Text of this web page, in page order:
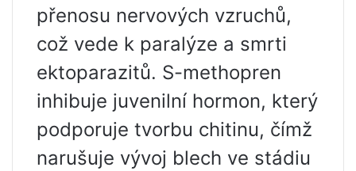
přenosu nervových vzruchů,
což vede k paralýze a smrti
ektoparazitů. S-methopren
inhibuje juvenilní hormon, který
podporuje tvorbu chitinu, čímž
narušuje vývoj blech ve stádiu